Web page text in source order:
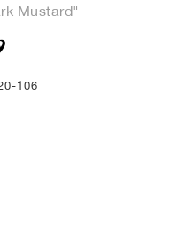
Mustard"
106